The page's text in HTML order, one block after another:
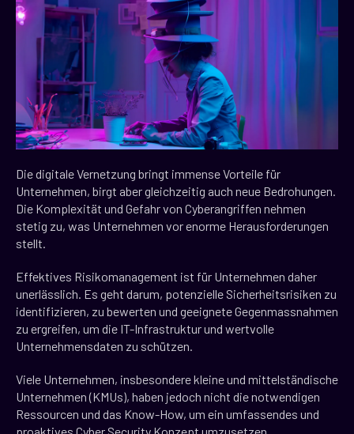
Die digitale Vernetzung bringt immense Vorteile für
Unternehmen, birgt aber gleichzeitig auch neue Bedrohungen.
Die Komplexität und Gefahr von Cyberangriffen nehmen
stetig zu, was Unternehmen vor enorme Herausforderungen
stellt.
Effektives Risikomanagement ist für Unternehmen daher
unerlässlich. Es geht darum, potenzielle Sicherheitsrisiken zu
identifizieren, zu bewerten und geeignete Gegenmassnahmen
zu ergreifen, um die IT-Infrastruktur und wertvolle
Unternehmensdaten zu schützen.
Viele Unternehmen, insbesondere kleine und mittelständische
Unternehmen (KMUs), haben jedoch nicht die notwendigen
Ressourcen und das Know-How, um ein umfassendes und